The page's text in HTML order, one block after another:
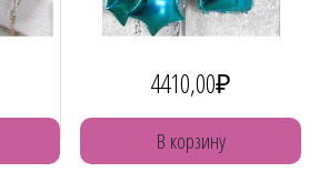
4410,00₽
В корзину